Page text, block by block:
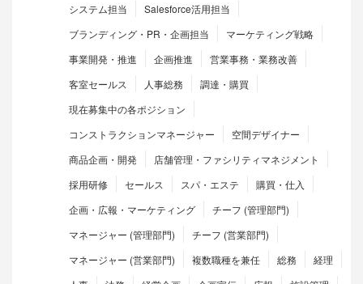
システム担当
Salesforce活用担当
ブランディング・PR・企画担当
マーケティング戦略
事業開発・推進
企画推進
営業事務・業務改善
客室セールス
人事総務
調達・購買
現在募集中の各ポジション
コンストラクションマネージャー
空間デザイナー
商品企画・開発
店舗管理・ファシリティマネジメント
採用研修
セールス スパ・エステ
購買・仕入
企画・広報・マーケティング
チーフ (管理部門)
マネージャー (管理部門)
チーフ (営業部門)
マネージャー (営業部門)
複数職種を兼任 総務
経理